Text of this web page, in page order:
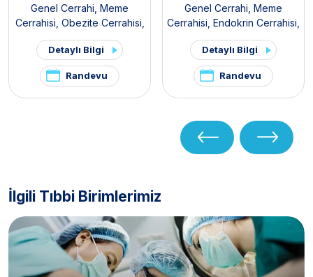
Genel Cerrahi Meme
Cerrahisi Obezite Cerrahisi
Endokrin Cerrahisi
Gastroenteroloji Cerrahisi
Detaylı Bilgi
Randevu
Genel Cerrahi Meme
Cerrahisi Endokrin Cerrahisi
Gastroenteroloji Cerrahisi
Obezite Cerrahisi
Detaylı Bilgi
Randevu
İlgili Tıbbi Birimlerimiz